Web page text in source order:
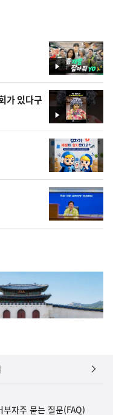
영
상
영
상
가 있다구
부자주 묻는 질문(FAQ)